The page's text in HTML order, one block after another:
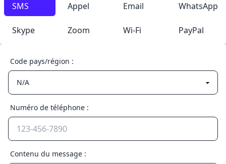
SMS Appel Email WhatsApp
Skype Zoom Wi-Fi PayPal
Code pays/région :
Numéro de téléphone :
Contenu du message :